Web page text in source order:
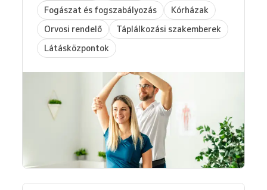
Fogászat és fogszabályozás
Kórházak
Orvosi rendelő
Táplálkozási szakemberek
Látásközpontok